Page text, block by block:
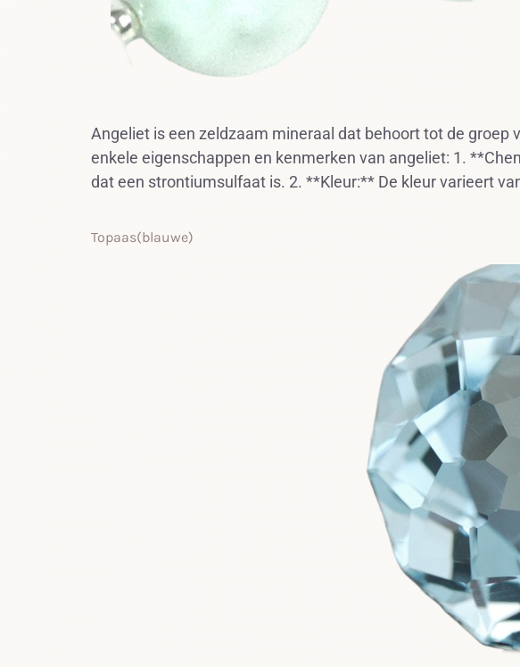
Angeliet is een zeldzaam mineraal dat behoort tot de
enkele eigenschappen en kenmerken van angeliet: 1.
dat een strontiumsulfaat is. 2. **Kleur:** De kleur varieert
Topaas(blauwe)